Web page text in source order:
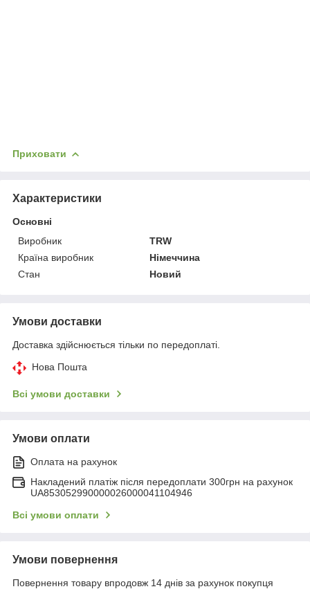
Приховати
Характеристики
Основні
Виробник
TRW
Країна виробник
Німеччина
Стан
Новий
Умови доставки
Доставка здійснюється тільки по передоплаті.
Нова Пошта
Всі умови доставки
Умови оплати
Оплата на рахунок
Накладений платіж після передоплати 300грн на рахунок
UA853052990000026000041104946
Всі умови оплати
Умови повернення
Повернення товару впродовж 14 днів за рахунок покупця